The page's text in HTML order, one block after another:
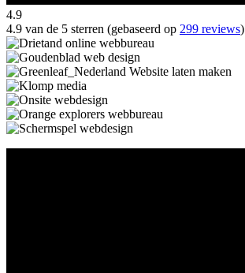
4.9
4.9 van de 5 sterren (gebaseerd op 299 reviews)